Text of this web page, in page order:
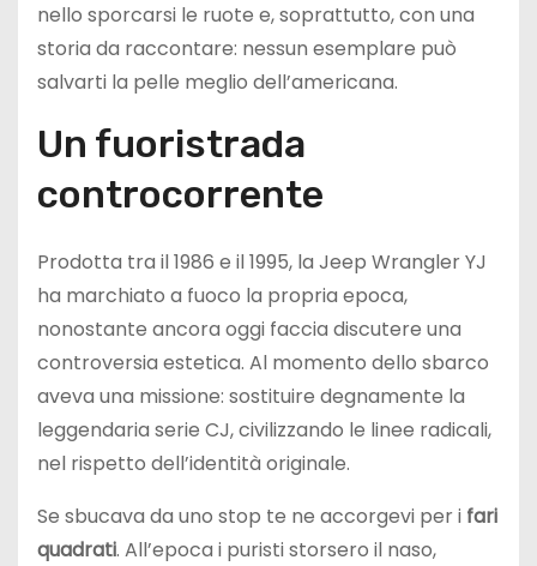
nello sporcarsi le ruote e, soprattutto, con una
storia da raccontare: nessun esemplare può
salvarti la pelle meglio dell’americana.
Un fuoristrada
controcorrente
Prodotta tra il 1986 e il 1995, la Jeep Wrangler YJ
ha marchiato a fuoco la propria epoca,
nonostante ancora oggi faccia discutere una
controversia estetica. Al momento dello sbarco
aveva una missione: sostituire degnamente la
leggendaria serie CJ, civilizzando le linee radicali,
nel rispetto dell’identità originale.
Se sbucava da uno stop te ne accorgevi per i fari
quadrati. All’epoca i puristi storsero il naso,